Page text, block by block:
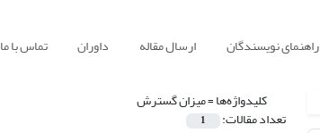
راهنمای نویسندگان ارسال مقاله داوران تماس با ما
کلیدواژه‌ها =میزان گسترش
تعداد مقالات: 1